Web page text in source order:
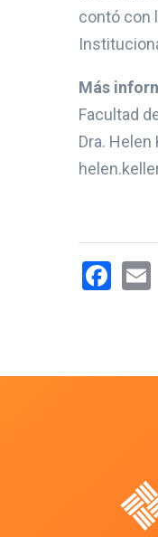
contó con
Más
Facultad
Dra.